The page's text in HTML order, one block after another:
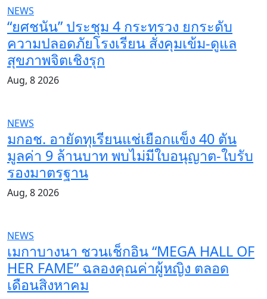
NEWS
“ยศชนัน” ประชุม 4 กระทรวง ยกระดับ
ความปลอดภัยโรงเรียน สั่งคุมเข้ม-ดูแล
สุขภาพจิตเชิงรุก
Aug, 8 2026
NEWS
มกอช. อายัดทุเรียนแช่เยือกแข็ง 40 ตัน
มูลค่า 9 ล้านบาท พบไม่มีใบอนุญาต-ใบรับ
รองมาตรฐาน
Aug, 8 2026
NEWS
เมกาบางนา ชวนเช็กอิน “MEGA HALL OF
HER FAME” ฉลองคุณค่าผู้หญิง ตลอด
เดือนสิงหาคม